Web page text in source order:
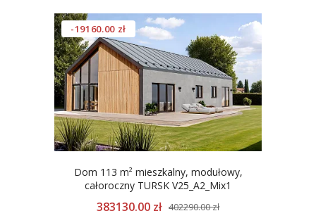
-19160.00 zł
Dom 113 m² mieszkalny, modułowy,
całoroczny TURSK V25_A2_Mix1
383130.00 zł 402290.00 zł